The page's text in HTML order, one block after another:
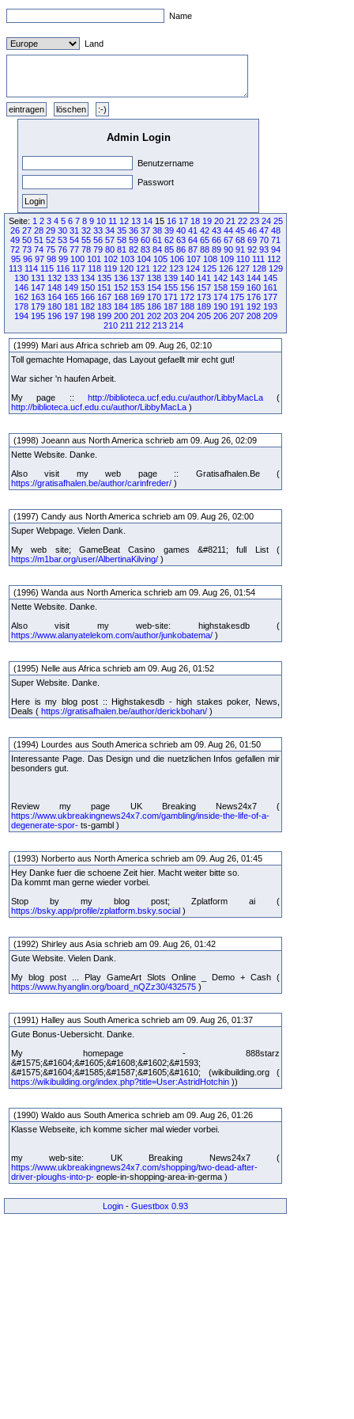
Name
Land
Admin Login
Benutzername
Passwort
Seite: 1 2 3 4 5 6 7 8 9 10 11 12 13 1415 16 17 18 19 20 21 22 23 24 25
26 27 28 29 30 31 32 33 34 35 36 37 38 39 40 41 42 43 44 45 46 47 48
49 50 51 52 53 54 55 56 57 58 59 60 61 62 63 64 65 66 67 68 69 70 71
72 73 74 75 76 77 78 79 80 81 82 83 84 85 86 87 88 89 90 91 92 93 94
95 96 97 98 99 100 101 102 103 104 105 106 107 108 109 110 111 112
113 114 115 116 117 118 119 120 121 122 123 124 125 126 127 128 129
130 131 132 133 134 135 136 137 138 139 140 141 142 143 144 145
146 147 148 149 150 151 152 153 154 155 156 157 158 159 160 161
162 163 164 165 166 167 168 169 170 171 172 173 174 175 176 177
178 179 180 181 182 183 184 185 186 187 188 189 190 191 192 193
194 195 196 197 198 199 200 201 202 203 204 205 206 207 208 209
210 211 212 213 214
(1999) Mari aus Africa schrieb am 09. Aug 26, 02:10
Toll gemachte Homapage, das Layout gefaellt mir echt gut!
War sicher 'n haufen Arbeit.
My page :: http://biblioteca.ucf.edu.cu/author/LibbyMacLa(
http://biblioteca.ucf.edu.cu/author/LibbyMacLa )
(1998) Joeann aus North America schrieb am 09. Aug 26, 02:09
Nette Website. Danke.
Also visit my web page :: Gratisafhalen.Be (
https://gratisafhalen.be/author/carinfreder/ )
(1997) Candy aus North America schrieb am 09. Aug 26, 02:00
Super Webpage. Vielen Dank.
My web site; GameBeat Casino games &#8211; full List (
https://m1bar.org/user/AlbertinaKilving/ )
(1996) Wanda aus North America schrieb am 09. Aug 26, 01:54
Nette Website. Danke.
Also visit my web-site: highstakesdb (
https://www.alanyatelekom.com/author/junkobatema/ )
(1995) Nelle aus Africa schrieb am 09. Aug 26, 01:52
Super Website. Danke.
Here is my blog post :: Highstakesdb - high stakes poker, News,
Deals ( https://gratisafhalen.be/author/derickbohan/ )
(1994) Lourdes aus South America schrieb am 09. Aug 26, 01:50
Interessante Page. Das Design und die nuetzlichen Infos gefallen mir
besonders gut.
Review my page UK Breaking News24x7 (
https://www.ukbreakingnews24x7.com/gambling/inside-the-life-of-a-
degenerate-spor- ts-gambl )
(1993) Norberto aus North America schrieb am 09. Aug 26, 01:45
Hey Danke fuer die schoene Zeit hier. Macht weiter bitte so.
Da kommt man gerne wieder vorbei.
Stop by my blog post; Zplatform ai (
https://bsky.app/profile/zplatform.bsky.social )
(1992) Shirley aus Asia schrieb am 09. Aug 26, 01:42
Gute Website. Vielen Dank.
My blog post ... Play GameArt Slots Online _ Demo + Cash (
https://www.hyanglin.org/board_nQZz30/432575 )
(1991) Halley aus South America schrieb am 09. Aug 26, 01:37
Gute Bonus-Uebersicht. Danke.
My homepage - 888starz
&#1575;&#1604;&#1605;&#1608;&#1602;&#1593;
&#1575;&#1604;&#1585;&#1587;&#1605;&#1610; (wikibuilding.org (
https://wikibuilding.org/index.php?title=User:AstridHotchin ))
(1990) Waldo aus South America schrieb am 09. Aug 26, 01:26
Klasse Webseite, ich komme sicher mal wieder vorbei.
my web-site: UK Breaking News24x7 (
https://www.ukbreakingnews24x7.com/shopping/two-dead-after-
driver-ploughs-into-p- eople-in-shopping-area-in-germa )
Login - Guestbox 0.93